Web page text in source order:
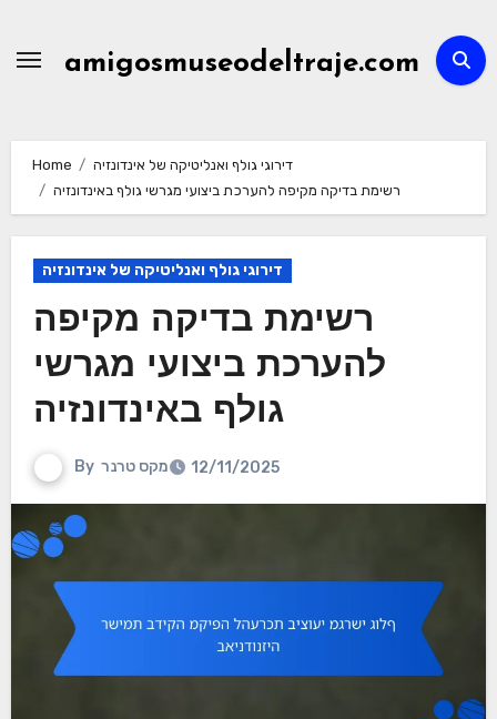
contentamigosmuseodeltraje.com
Home
דירוגי גולף ואנליטיקה של אינדונזיה
רשימת בדיקה מקיפה להערכת ביצועי מגרשי גולף באינדונזיה
דירוגי גולף ואנליטיקה של אינדונזיה
רשימת בדיקה מקיפה
להערכת ביצועי מגרשי
גולף באינדונזיה
By מקס טרנר 12/11/2025